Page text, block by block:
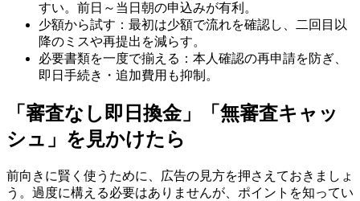
すい。前日～当日朝の申込みが有利。
少額から試す：最初は少額で流れを確認し、二回目以
降のミスや再提出を減らす。
必要書類を一度で揃える：本人確認の再申請を防ぎ、
即日手続き・追加費用も抑制。
「審査なし即日換金」「無審査キャッ
シュ」を見かけたら
前向きに賢く使うために、広告の見方を押さえておきましょ
う。過度に構える必要はありませんが、ポイントを知ってい